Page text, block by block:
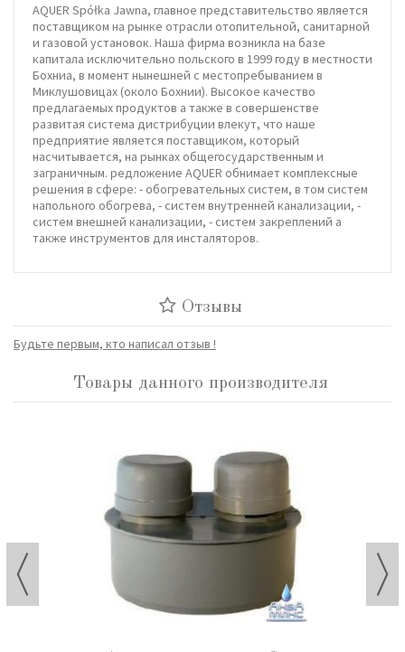
AQUER Spółka Jawna, главное представительство является
поставщиком на рынке отрасли отопительной, санитарной
и газовой установок. Наша фирма возникла на базе
капитала исключительно польского в 1999 году в местности
Бохниа, в момент нынешней с местопребыванием в
Миклушовицах (около Бохнии). Высокое качество
предлагаемых продуктов а также в совершенстве
развитая система дистрибуции влекут, что наше
предприятие является поставщиком, который
насчитывается, на рынках общегосударственным и
заграничным. редложение AQUER обнимает комплексные
решения в сфере: - обогревательных систем, в том систем
напольного обогрева, - систем внутренней канализации, -
систем внешней канализации, - систем закреплений а
также инструментов для инсталяторов.
Отзывы
Будьте первым, кто написал отзыв !
Товары данного производителя